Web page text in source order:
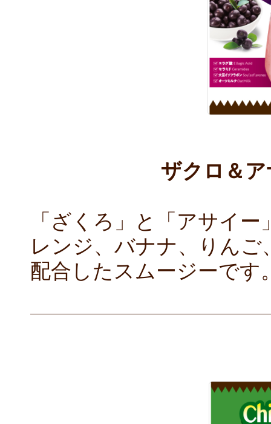
ザクロ＆
「ざくろ」と「アサイ
レンジ、バナナ、りん
配合したスムージーです